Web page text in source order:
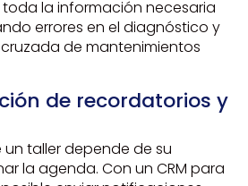
la información necesaria
errores en el diagnóstico y
de mantenimientos
de recordatorios y
taller depende de su
la agenda. Con un CRM para